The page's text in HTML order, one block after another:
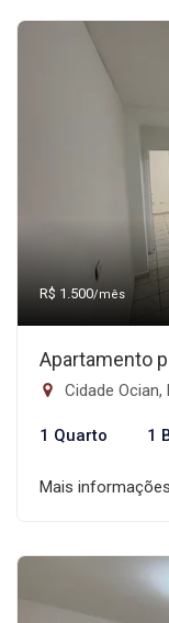
R$ 1.500/mês
Apartamento
Cidade Ocian,
1 Quarto 1
Mais informações